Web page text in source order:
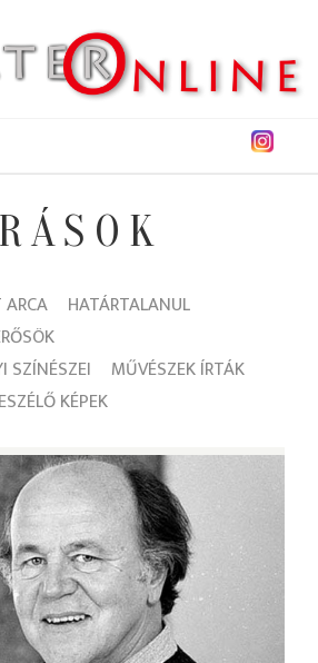
HATÁRTALANUL
SZÍNÉSZEI
MŰVÉSZEK ÍRTÁK
KÉPEK